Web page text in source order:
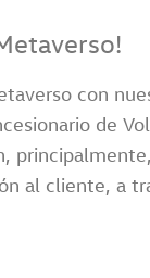
con
de
al cliente, a